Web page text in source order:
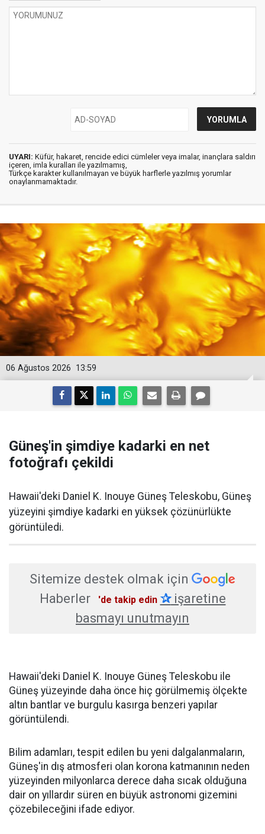
UYARI: Küfür, hakaret, rencide edici cümleler veya imalar, inançlara saldırı
içeren, imla kuralları ile yazılmamış,
Türkçe karakter kullanılmayan ve büyük harflerle yazılmış yorumlar
onaylanmamaktadır.
13:59
06 Ağustos 2026
Güneş'in şimdiye kadarki en net
fotoğrafı çekildi
Hawaii'deki Daniel K. Inouye Güneş Teleskobu, Güneş
yüzeyini şimdiye kadarki en yüksek çözünürlükte
görüntüledi.
Sitemize destek olmak için
Haberler
'de takip edin ✰işaretine
basmayı unutmayın
Hawaii'deki Daniel K. Inouye Güneş Teleskobu ile
Güneş yüzeyinde daha önce hiç görülmemiş ölçekte
altın bantlar ve burgulu kasırga benzeri yapılar
görüntülendi.
Bilim adamları, tespit edilen bu yeni dalgalanmaların,
Güneş'in dış atmosferi olan korona katmanının neden
yüzeyinden milyonlarca derece daha sıcak olduğuna
dair on yıllardır süren en büyük astronomi gizemini
çözebileceğini ifade ediyor.